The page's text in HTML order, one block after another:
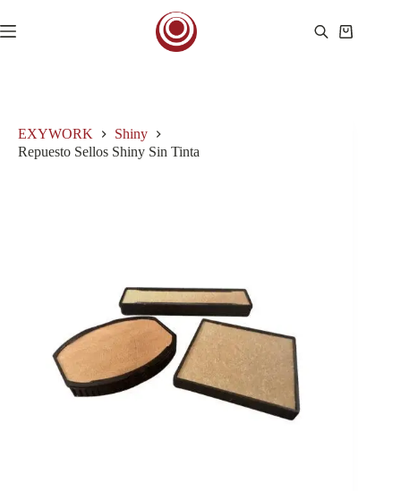
al
contenido
Carro
EXYWORK
Shiny
Repuesto Sellos Shiny Sin Tinta